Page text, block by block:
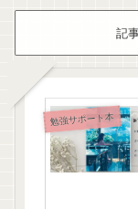
記
勉強サポート本